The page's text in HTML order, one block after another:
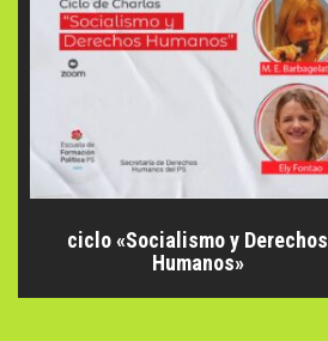
ciclo «Socialismo y Derechos
Humanos»